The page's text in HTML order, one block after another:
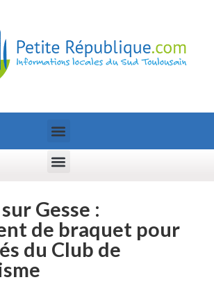
Gesse :
de braquet pour
du Club de